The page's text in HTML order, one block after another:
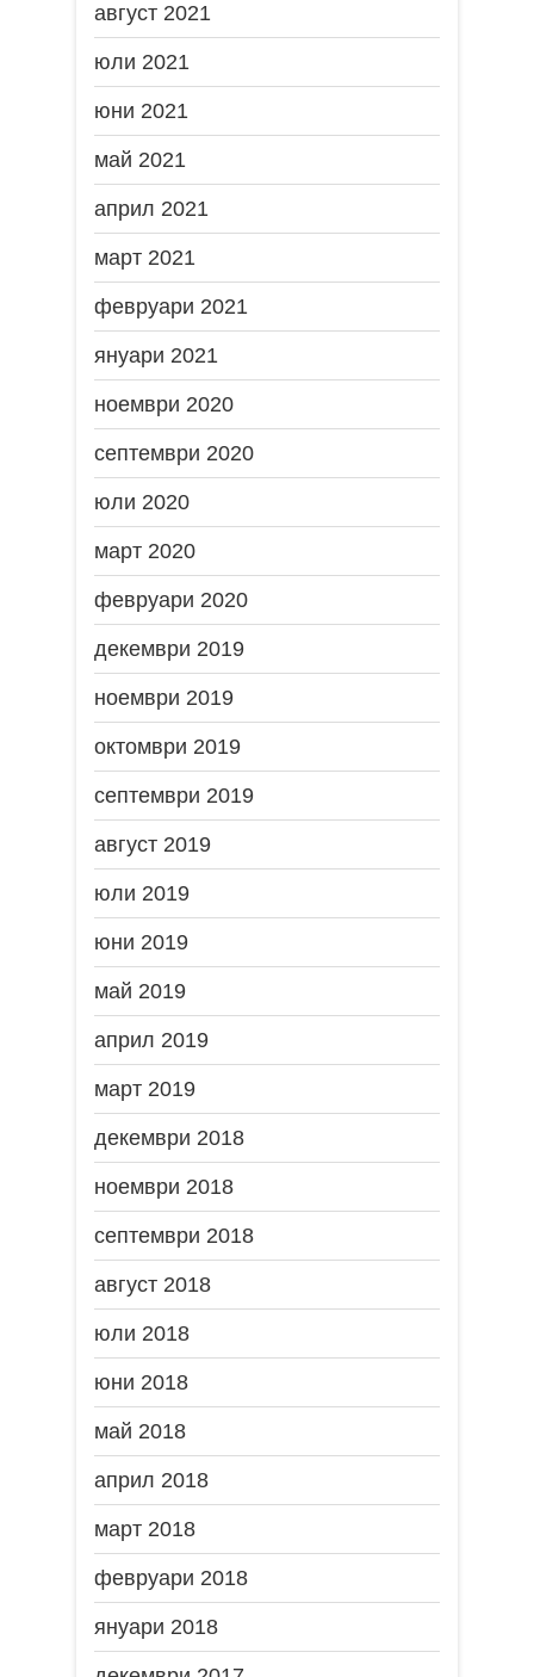
август 2021
юли 2021
юни 2021
май 2021
април 2021
март 2021
февруари 2021
януари 2021
ноември 2020
септември 2020
юли 2020
март 2020
февруари 2020
декември 2019
ноември 2019
октомври 2019
септември 2019
август 2019
юли 2019
юни 2019
май 2019
април 2019
март 2019
декември 2018
ноември 2018
септември 2018
август 2018
юли 2018
юни 2018
май 2018
април 2018
март 2018
февруари 2018
януари 2018